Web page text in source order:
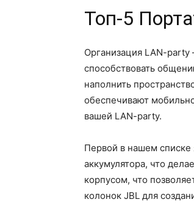
Топ-5
Организация LAN-party
способствовать
наполнить
обеспечивают
вашей LAN-party.
Первой в нашем
аккумулятора, что
корпусом, что
колонок JBL для